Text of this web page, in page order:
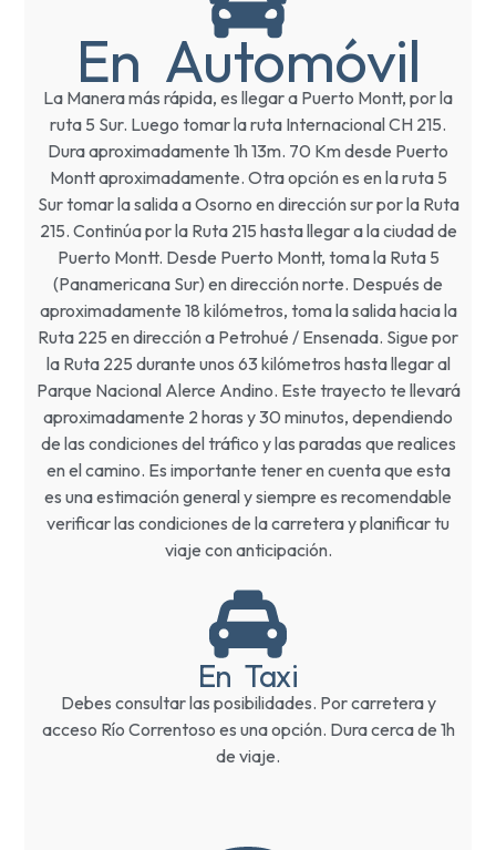
En Automóvil
La Manera más rápida, es llegar a Puerto Montt, por la
ruta 5 Sur. Luego tomar la ruta Internacional CH 215.
Dura aproximadamente 1h 13m. 70 Km desde Puerto
Montt aproximadamente. Otra opción es en la ruta 5
Sur tomar la salida a Osorno en dirección sur por la Ruta
215. Continúa por la Ruta 215 hasta llegar a la ciudad de
Puerto Montt. Desde Puerto Montt, toma la Ruta 5
(Panamericana Sur) en dirección norte. Después de
aproximadamente 18 kilómetros, toma la salida hacia la
Ruta 225 en dirección a Petrohué / Ensenada. Sigue por
la Ruta 225 durante unos 63 kilómetros hasta llegar al
Parque Nacional Alerce Andino. Este trayecto te llevará
aproximadamente 2 horas y 30 minutos, dependiendo
de las condiciones del tráfico y las paradas que realices
en el camino. Es importante tener en cuenta que esta
es una estimación general y siempre es recomendable
verificar las condiciones de la carretera y planificar tu
viaje con anticipación.
En Taxi
Debes consultar las posibilidades. Por carretera y
acceso Río Correntoso es una opción. Dura cerca de 1h
de viaje.